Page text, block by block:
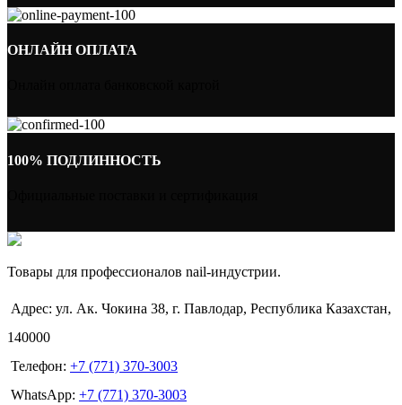
ОНЛАЙН ОПЛАТА
100% ПОДЛИННОСТЬ
Товары для профессионалов nail-индустрии.
Адрес: ул. Ак. Чокина 38, г. Павлодар, Республика Казахстан,
140000
Телефон: +7 (771) 370-3003
WhatsApp: +7 (771) 370-3003